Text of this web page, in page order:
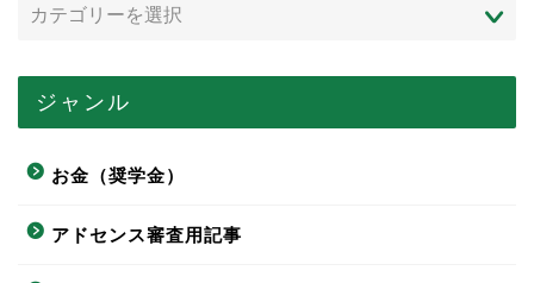
ジャンル
お金（奨学金）
アドセンス審査用記事